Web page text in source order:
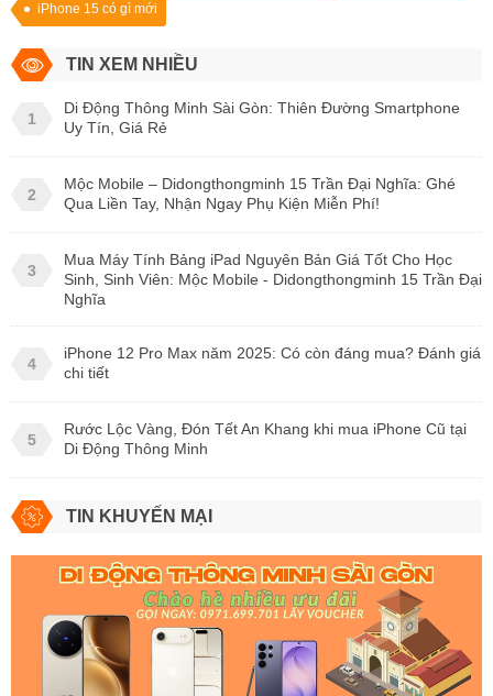
iPhone 15 có gì mới
TIN XEM NHIỀU
1
Di Động Thông Minh Sài Gòn: Thiên Đường Smartphone
Uy Tín, Giá Rẻ
2
Mộc Mobile – Didongthongminh 15 Trần Đại Nghĩa: Ghé
Qua Liền Tay, Nhận Ngay Phụ Kiện Miễn Phí!
3
Mua Máy Tính Bảng iPad Nguyên Bản Giá Tốt Cho Học
Sinh, Sinh Viên: Mộc Mobile - Didongthongminh 15 Trần Đại
Nghĩa
4
iPhone 12 Pro Max năm 2025: Có còn đáng mua? Đánh giá
chi tiết
5
Rước Lộc Vàng, Đón Tết An Khang khi mua iPhone Cũ tại
Di Động Thông Minh
TIN KHUYẾN MẠI